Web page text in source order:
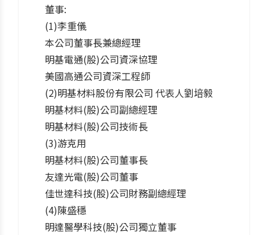
董事:
(1)李重儀
本公司董事長兼總經理
明基電通(股)公司資深協理
美國高通公司資深工程師
(2)明基材料股份有限公司 代表人劉培毅
明基材料(股)公司副總經理
明基材料(股)公司技術長
(3)游克用
明基材料(股)公司董事長
友達光電(股)公司董事
佳世達科技(股)公司財務副總經理
(4)陳盛穩
明達醫學科技(股)公司獨立董事